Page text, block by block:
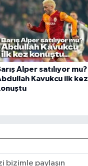
Alper satılıyor mu?
Kavukcu ilk kez